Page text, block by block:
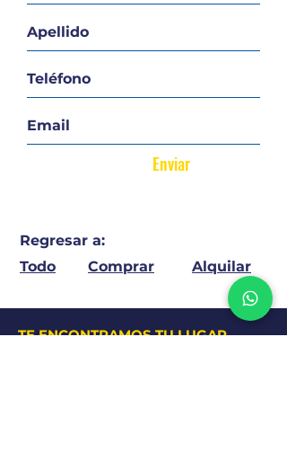
Enviar
Regresar a:
Todo
Comprar Alquilar
TE ENCONTRAMOS TU LUGAR